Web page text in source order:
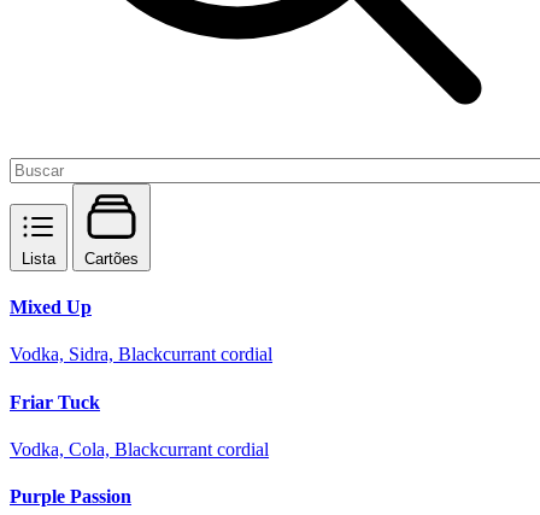
Lista Cartões
Mixed Up
Vodka, Sidra, Blackcurrant cordial
Friar Tuck
Vodka, Cola, Blackcurrant cordial
Purple Passion